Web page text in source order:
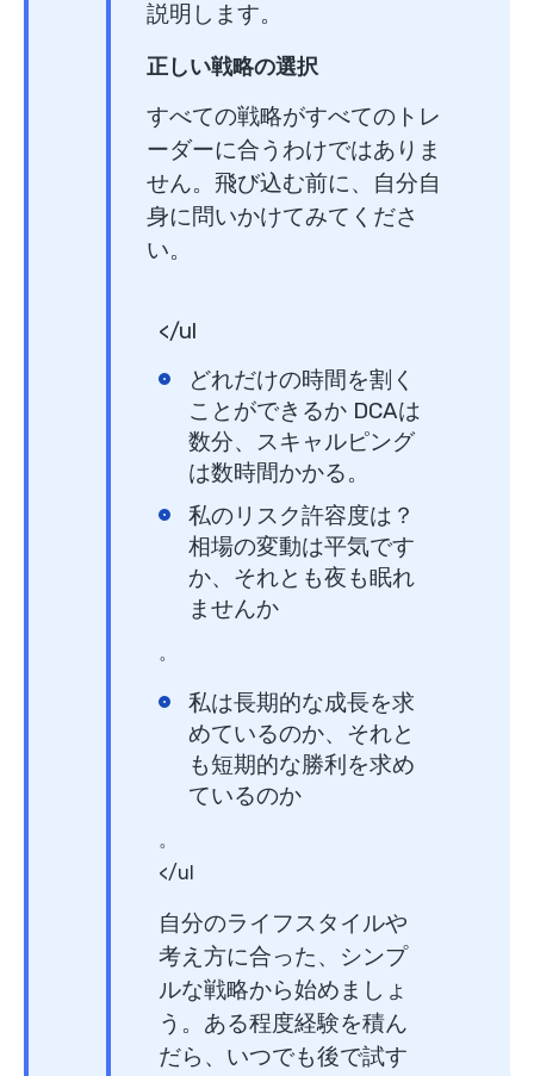
説明します。
正しい戦略の選択
すべての戦略がすべてのトレ
ーダーに合うわけではありま
せん。飛び込む前に、自分自
身に問いかけてみてくださ
い。
</ul
どれだけの時間を割く
ことができるか DCAは
数分、スキャルピング
は数時間かかる。
私のリスク許容度は？
相場の変動は平気です
か、それとも夜も眠れ
ませんか
。
私は長期的な成長を求
めているのか、それと
も短期的な勝利を求め
ているのか
。
</ul
自分のライフスタイルや
考え方に合った、シンプ
ルな戦略から始めましょ
う。ある程度経験を積ん
だら、いつでも後で試す